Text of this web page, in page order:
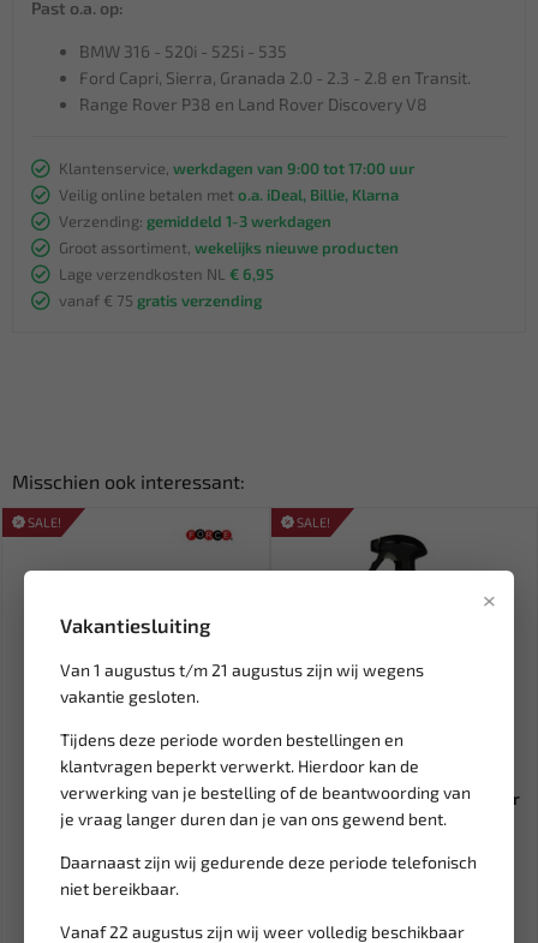
×
Vakantiesluiting
Van 1 augustus t/m 21 augustus zijn wij wegens
vakantie gesloten.
Tijdens deze periode worden bestellingen en
klantvragen beperkt verwerkt. Hierdoor kan de
verwerking van je bestelling of de beantwoording van
je vraag langer duren dan je van ons gewend bent.
Daarnaast zijn wij gedurende deze periode telefonisch
niet bereikbaar.
Vanaf 22 augustus zijn wij weer volledig beschikbaar
Past o.a. op:
BMW 316 - 520i - 525i - 535
Ford Capri, Sierra, Granada 2.0 - 2.3 - 2.8 en Transit.
Range Rover P38 en Land Rover Discovery V8
Klantenservice, werkdagen van 9:00 tot 17:00 uur
Veilig online betalen met o.a. iDeal, Billie, Klarna
Verzending: gemiddeld 1-3 werkdagen
Groot assortiment, wekelijks nieuwe producten
Lage verzendkosten NL € 6,95
vanaf € 75 gratis verzending
Misschien ook interessant:
SALE!
Leverbaar
FORCE Airco koppelingen R-
1234yf 9G4126
124,76
146,77
SALE!
Leverbaar
ALLOY DEVIL Interieurreiniger
1 liter D-687214
12,10